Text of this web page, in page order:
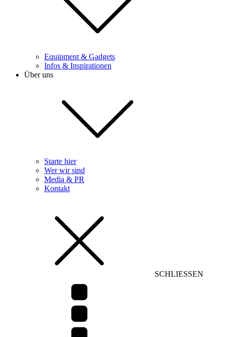
Equipment & Gadgets
Infos & Inspirationen
Über uns
Starte hier
Wer wir sind
Media & PR
Kontakt
SCHLIESSEN